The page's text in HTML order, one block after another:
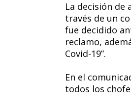
La decisión de
través de un
fue decidido
reclamo,
Covid-19”.
En el
todos los